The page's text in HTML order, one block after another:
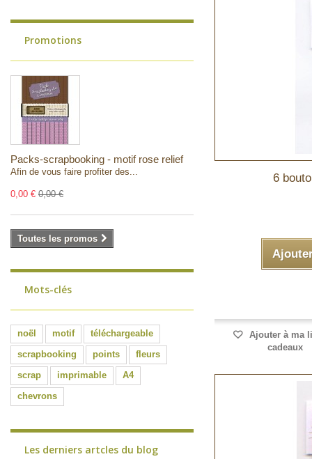
Promotions
Packs-scrapbooking - motif rose relief
Afin de vous faire profiter des...
0,00 € 0,00 €
Toutes les promos
Mots-clés
noël motif
téléchargeable
scrapbooking
points
fleurs
scrap
imprimable
A4
chevrons
Les derniers artcles du blog
6
Ajouter à ma
cadeaux